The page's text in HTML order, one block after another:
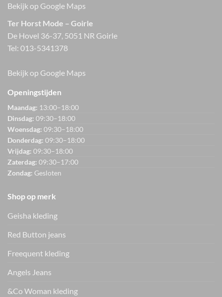
Bekijk op Google Maps
Ter Horst Mode – Goirle
De Hovel 36-37, 5051 NR Goirle
Tel: 013-5341378
Bekijk op Google Maps
Openingstijden
Maandag: 13:00–18:00
Dinsdag: 09:30–18:00
Woensdag: 09:30–18:00
Donderdag: 09:30–18:00
Vrijdag: 09:30–18:00
Zaterdag: 09:30–17:00
Zondag: Gesloten
Shop op merk
Geisha kleding
Red Button jeans
Freequent kleding
Angels Jeans
&Co Woman kleding